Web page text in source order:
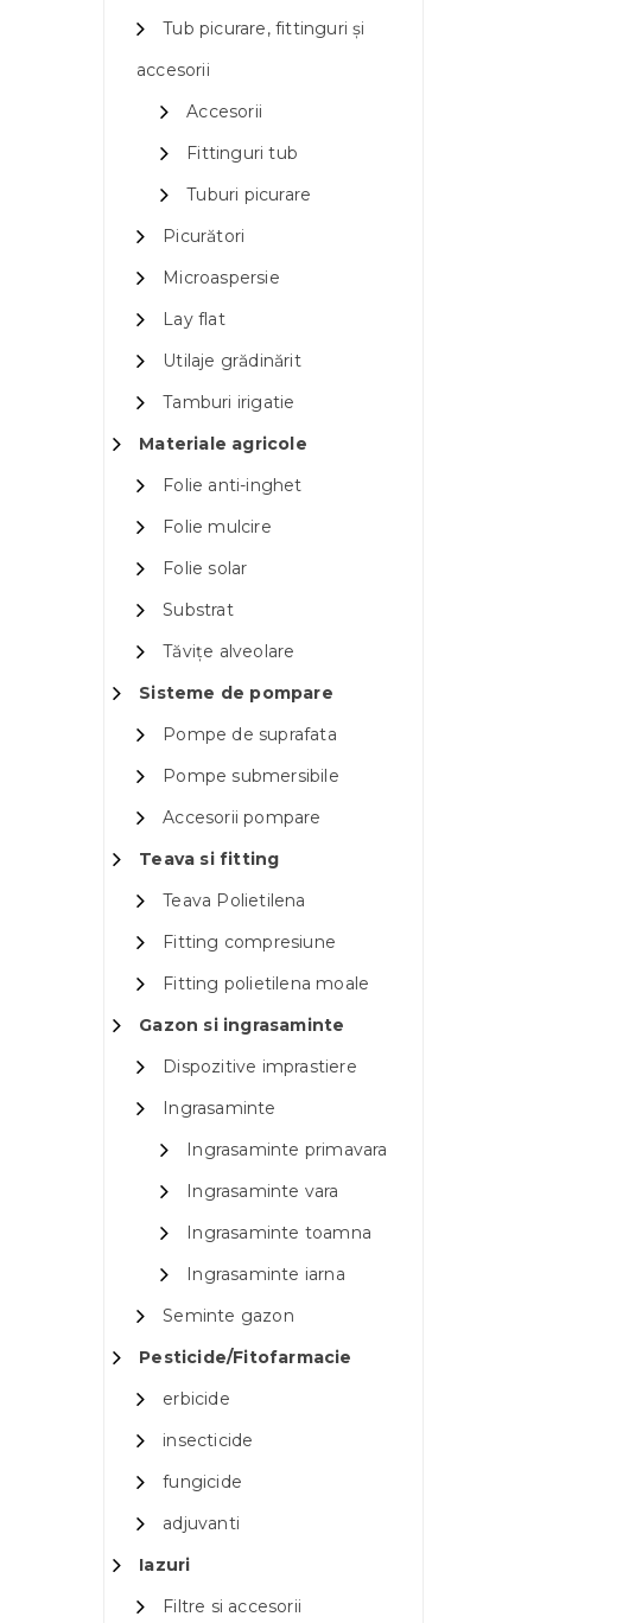
Tub picurare, fittinguri și
accesorii
Accesorii
Fittinguri tub
Tuburi picurare
Picurători
Microaspersie
Lay flat
Utilaje grădinărit
Tamburi irigatie
Materiale agricole
Folie anti-inghet
Folie mulcire
Folie solar
Substrat
Tăvițe alveolare
Sisteme de pompare
Pompe de suprafata
Pompe submersibile
Accesorii pompare
Teava si fitting
Teava Polietilena
Fitting compresiune
Fitting polietilena moale
Gazon si ingrasaminte
Dispozitive imprastiere
Ingrasaminte
Ingrasaminte primavara
Ingrasaminte vara
Ingrasaminte toamna
Ingrasaminte iarna
Seminte gazon
Pesticide/Fitofarmacie
erbicide
insecticide
fungicide
adjuvanti
Iazuri
Filtre si accesorii